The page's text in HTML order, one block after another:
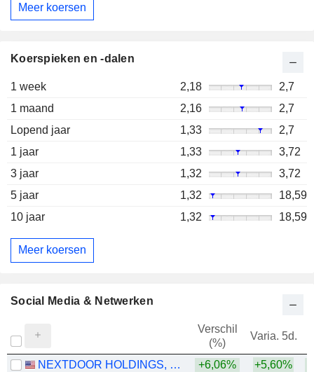
Meer koersen
Koerspieken en -dalen
1 week 2,18
2,7
1 maand
2,16
2,7
Lopend jaar
1,33
2,7
1 jaar
1,33
3,72
3 jaar
1,32
3,72
5 jaar
1,32
18,59
10 jaar
1,32 18,59
Meer koersen
Social Media & Netwerken
Verschil
(%)
Varia. 5d.
NEXTDOOR HOLDINGS, INC. +6,06% +5,60%